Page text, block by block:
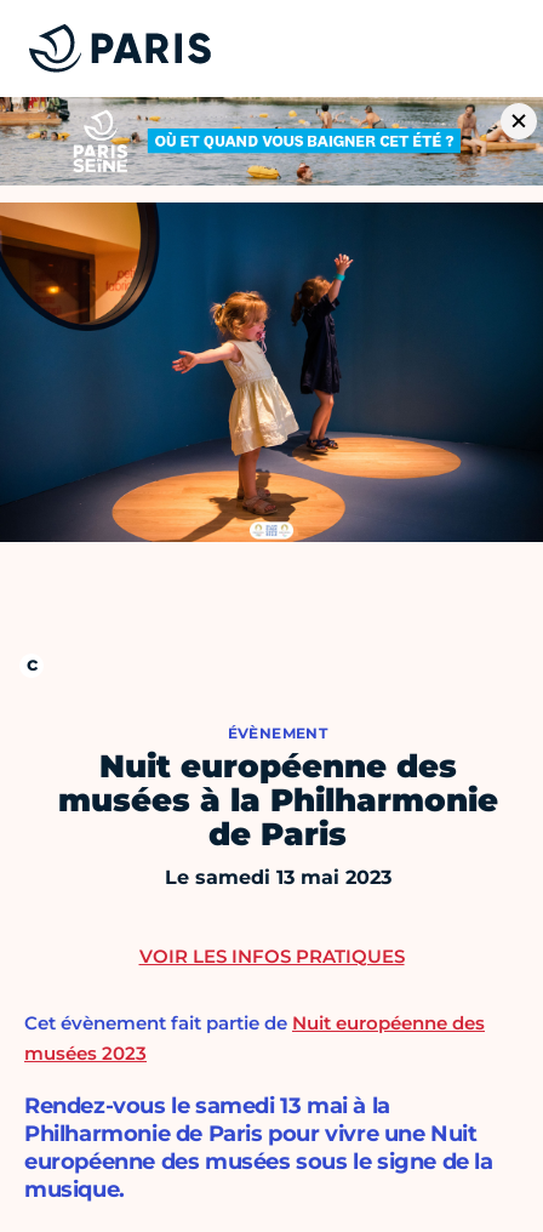
ÉVÈNEMENT
Nuit européenne des
musées à la Philharmonie
de Paris
Le samedi 13 mai 2023
Cet évènement fait partie de Nuit européenne des
musées 2023
Rendez-vous le samedi 13 mai à la
Philharmonie de Paris pour vivre une Nuit
européenne des musées sous le signe de la
musique.
VOIR LES INFOS PRATIQUES